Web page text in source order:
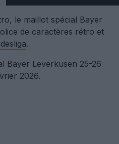
le maillot spécial Bayer
de caractères rétro et
.
Bayer Leverkusen 25-26
2026.